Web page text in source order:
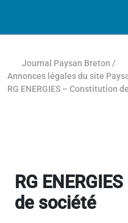
Journal Paysan Breton /
Annonces légales du site
RG ENERGIES – Constitution
RG
de société